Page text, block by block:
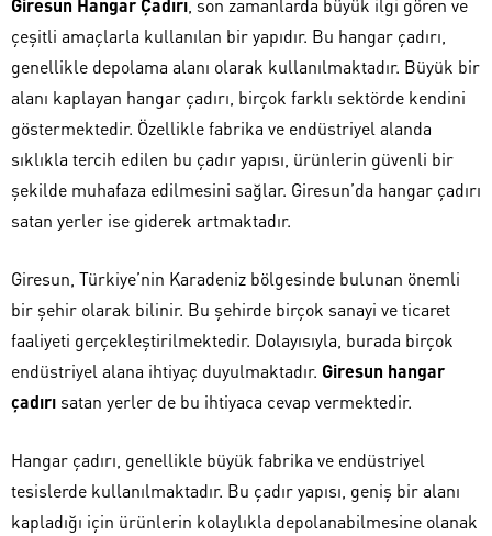
çeşitli amaçlarla kullanılan bir yapıdır. Bu hangar çadırı,
genellikle depolama alanı olarak kullanılmaktadır. Büyük bir
alanı kaplayan hangar çadırı, birçok farklı sektörde kendini
göstermektedir. Özellikle fabrika ve endüstriyel alanda
sıklıkla tercih edilen bu çadır yapısı, ürünlerin güvenli bir
şekilde muhafaza edilmesini sağlar. Giresun’da hangar çadırı
satan yerler ise giderek artmaktadır.
Giresun, Türkiye’nin Karadeniz bölgesinde bulunan önemli
bir şehir olarak bilinir. Bu şehirde birçok sanayi ve ticaret
faaliyeti gerçekleştirilmektedir. Dolayısıyla, burada birçok
endüstriyel alana ihtiyaç duyulmaktadır. Giresun hangar
çadırı satan yerler de bu ihtiyaca cevap vermektedir.
Hangar çadırı, genellikle büyük fabrika ve endüstriyel
tesislerde kullanılmaktadır. Bu çadır yapısı, geniş bir alanı
kapladığı için ürünlerin kolaylıkla depolanabilmesine olanak